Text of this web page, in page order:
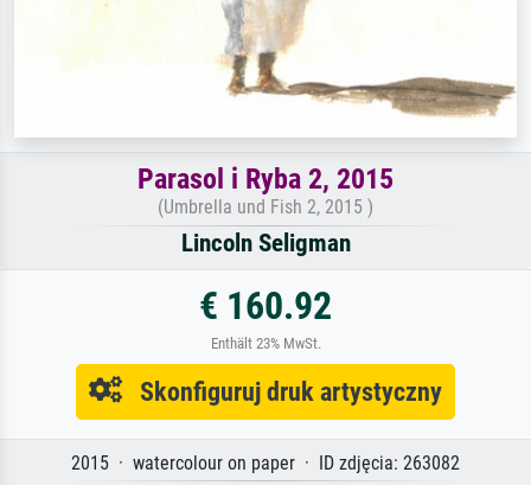
Parasol i Ryba 2, 2015
(Umbrella und Fish 2, 2015 )
Lincoln Seligman
€ 160.92
Enthält 23% MwSt.
Skonfiguruj druk artystyczny
2015 · watercolour on paper · ID zdjęcia: 263082